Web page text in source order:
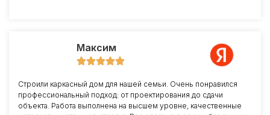
Максим
Строили каркасный дом для нашей семьи. Очень понравился
профессиональный подход: от проектирования до сдачи
объекта. Работа выполнена на высшем уровне, качественные